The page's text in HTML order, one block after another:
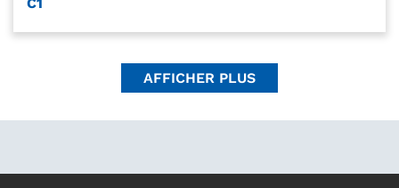
AFFICHER PLUS